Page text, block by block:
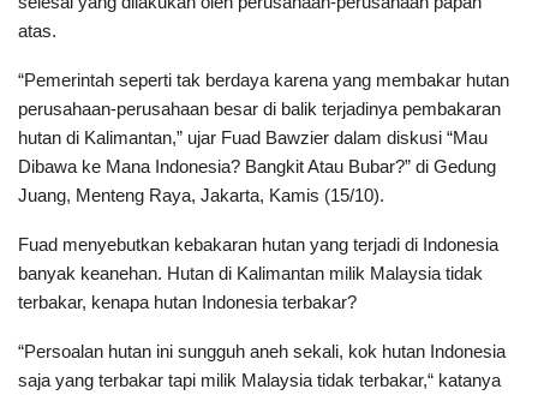
atas.
“Pemerintah seperti tak berdaya karena yang membakar hutan
perusahaan-perusahaan besar di balik terjadinya pembakaran
hutan di Kalimantan,” ujar Fuad Bawzier dalam diskusi “Mau
Dibawa ke Mana Indonesia? Bangkit Atau Bubar?” di Gedung
Juang, Menteng Raya, Jakarta, Kamis (15/10).
Fuad menyebutkan kebakaran hutan yang terjadi di Indonesia
banyak keanehan. Hutan di Kalimantan milik Malaysia tidak
terbakar, kenapa hutan Indonesia terbakar?
“Persoalan hutan ini sungguh aneh sekali, kok hutan Indonesia
saja yang terbakar tapi milik Malaysia tidak terbakar,“ katanya